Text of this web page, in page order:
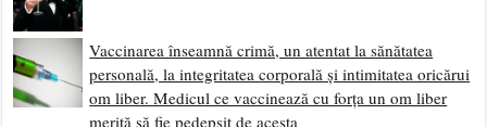
Vaccinarea înseamnă crimă, un atentat la sănătatea
personală, la integritatea corporală și intimitatea oricărui
om liber. Medicul ce vaccinează cu forța un om liber
merită să fie pedepsit de acesta